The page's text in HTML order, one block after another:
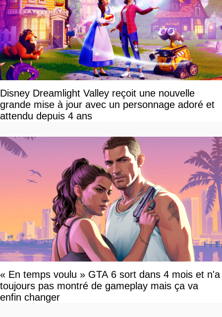
Disney Dreamlight Valley reçoit une nouvelle
grande mise à jour avec un personnage adoré et
attendu depuis 4 ans
« En temps voulu » GTA 6 sort dans 4 mois et n'a
toujours pas montré de gameplay mais ça va
enfin changer